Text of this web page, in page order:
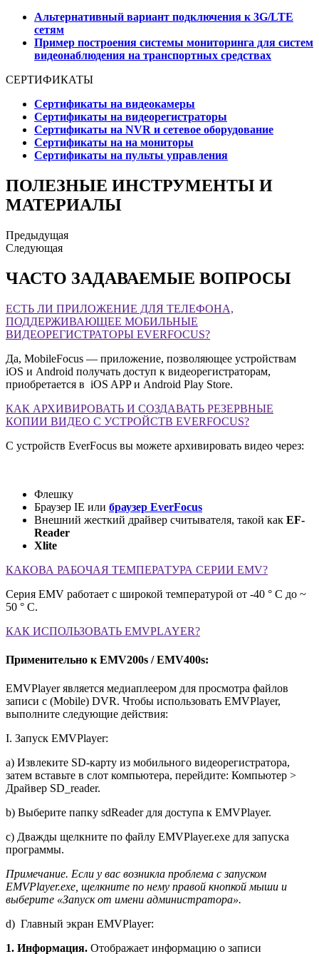
Альтернативный вариант подключения к 3G/LTE
сетям
Пример построения системы мониторинга для систем
видеонаблюдения на транспортных средствах
СЕРТИФИКАТЫ
Сертификаты на видеокамеры
Сертификаты на видеорегистраторы
Сертификаты на NVR и сетевое оборудование
Сертификаты на на мониторы
Сертификаты на пульты управления
ПОЛЕЗНЫЕ ИНСТРУМЕНТЫ И
МАТЕРИАЛЫ
Предыдущая
Следующая
ЧАСТО ЗАДАВАЕМЫЕ ВОПРОСЫ
ЕСТЬ ЛИ ПРИЛОЖЕНИЕ ДЛЯ ТЕЛЕФОНА,
ПОДДЕРЖИВАЮЩЕЕ МОБИЛЬНЫЕ
ВИДЕОРЕГИСТРАТОРЫ EVERFOCUS?
Да, MobileFocus — приложение, позволяющее устройствам
iOS и Android получать доступ к видеорегистраторам,
приобретается в iOS APP и Android Play Store.
КАК АРХИВИРОВАТЬ И СОЗДАВАТЬ РЕЗЕРВНЫЕ
КОПИИ ВИДЕО С УСТРОЙСТВ EVERFOCUS?
С устройств EverFocus вы можете архивировать видео через:
Флешку
Браузер IE или браузер EverFocus
Внешний жесткий драйвер считывателя, такой как EF-
Reader
Xlite
КАКОВА РАБОЧАЯ ТЕМПЕРАТУРА СЕРИИ EMV?
Серия EMV работает с широкой температурой от -40 ° C до ~
50 ° C.
КАК ИСПОЛЬЗОВАТЬ EMVPLAYER?
Применительно к EMV200s / EMV400s:
EMVPlayer является медиаплеером для просмотра файлов
записи с (Mobile) DVR. Чтобы использовать EMVPlayer,
выполните следующие действия:
I. Запуск EMVPlayer:
a) Извлеките SD-карту из мобильного видеорегистратора,
затем вставьте в слот компьютера, перейдите: Компьютер >
Драйвер SD_reader.
b) Выберите папку sdReader для доступа к EMVPlayer.
c) Дважды щелкните по файлу EMVPlayer.exe для запуска
программы.
Примечание. Если у вас возникла проблема с запуском
EMVPlayer.exe, щелкните по нему правой кнопкой мыши и
выберите «Запуск от имени администратора».
d) Главный экран EMVPlayer:
1. Информация. Отображает информацию о записи